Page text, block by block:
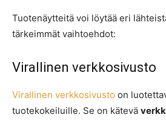
Tuotenäytteitä voi löytää eri
tärkeimmät vaihtoehdot:
Virallinen verkkosivusto
Virallinen verkkosivusto on
tuotekokeiluille. Se on kätevä